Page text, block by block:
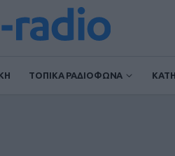
ΤΟΠΙΚΑ ΡΑΔΙΟΦΩΝΑ